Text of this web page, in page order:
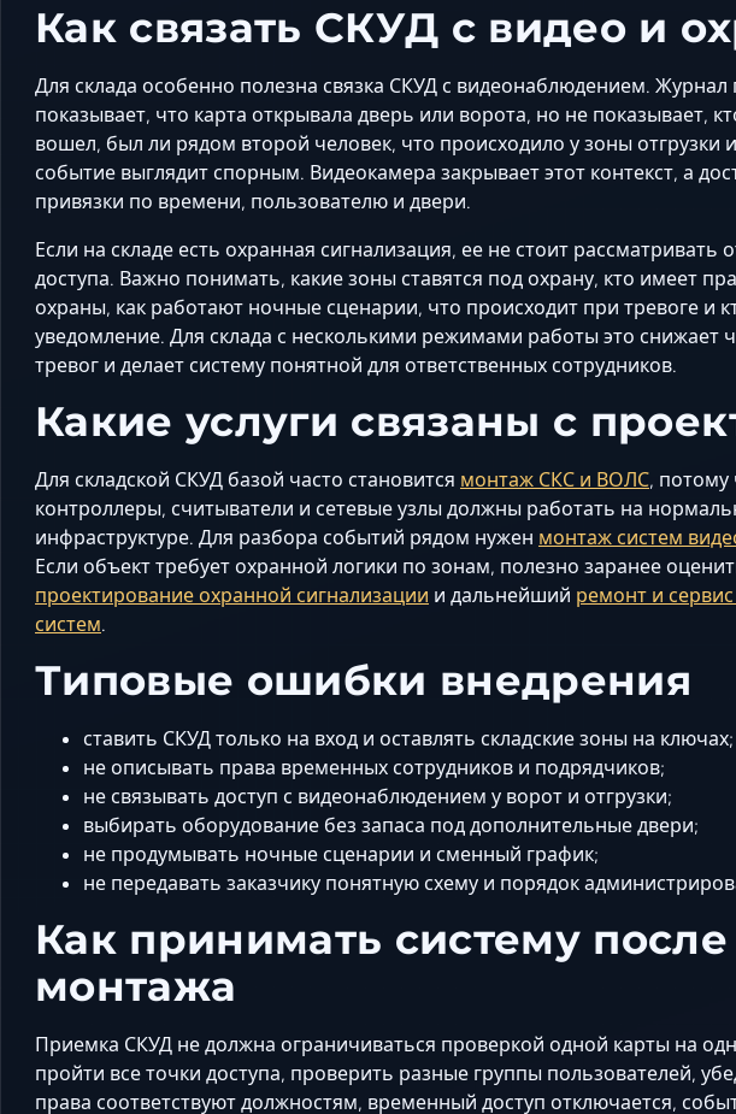
Как связать СКУД с видео и
Для склада особенно полезна связка СКУД с видеонаблюдением. Журнал
показывает, что карта открывала дверь или ворота, но не показывает,
вошел, был ли рядом второй человек, что происходило у зоны отгрузки
событие выглядит спорным. Видеокамера закрывает этот контекст, а
привязки по времени, пользователю и двери.
Если на складе есть охранная сигнализация, ее не стоит рассматривать
доступа. Важно понимать, какие зоны ставятся под охрану, кто имеет
охраны, как работают ночные сценарии, что происходит при тревоге и
уведомление. Для склада с несколькими режимами работы это снижает
тревог и делает систему понятной для ответственных сотрудников.
Какие услуги связаны с
Для складской СКУД базой часто становится монтаж СКС и ВОЛС, потому
контроллеры, считыватели и сетевые узлы должны работать на
инфраструктуре. Для разбора событий рядом нужен монтаж систем
Если объект требует охранной логики по зонам, полезно заранее
проектирование охранной сигнализации и дальнейший ремонт и
систем.
Типовые ошибки внедрения
ставить СКУД только на вход и оставлять складские зоны на ключах;
не описывать права временных сотрудников и подрядчиков;
не связывать доступ с видеонаблюдением у ворот и отгрузки;
выбирать оборудование без запаса под дополнительные двери;
не продумывать ночные сценарии и сменный график;
не передавать заказчику понятную схему и порядок
Как принимать систему после
монтажа
Приемка СКУД не должна ограничиваться проверкой одной карты на
пройти все точки доступа, проверить разные группы пользователей,
права соответствуют должностям, временный доступ отключается,